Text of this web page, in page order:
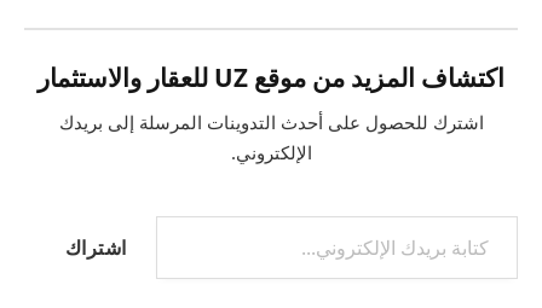
اكتشاف المزيد من موقع UZ للعقار والاستثمار
اشترك للحصول على أحدث التدوينات المرسلة إلى بريدك
الإلكتروني.
كتابة بريدك الإلكتروني...
اشتراك